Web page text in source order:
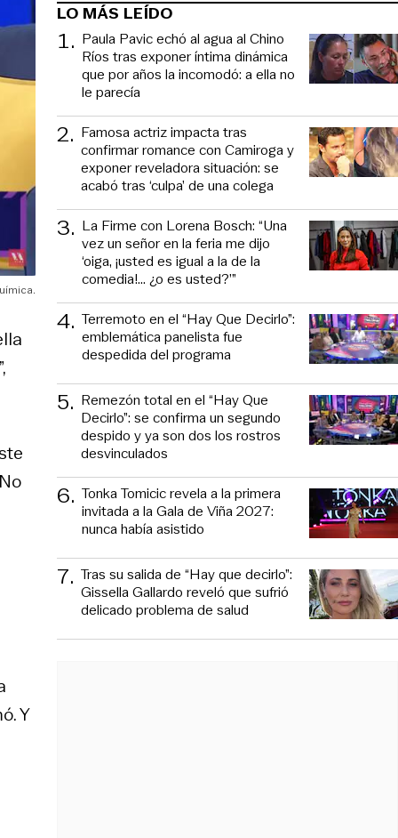
Y
LO MÁS LEÍDO
1. Paula Pavic echó al agua al Chino
Ríos tras exponer íntima dinámica
que por años la incomodó: a ella no
le parecía
2. Famosa actriz impacta tras
confirmar romance con Camiroga y
exponer reveladora situación: se
acabó tras ‘culpa’ de una colega
3. La Firme con Lorena Bosch: “Una
vez un señor en la feria me dijo
‘oiga, ¡usted es igual a la de la
comedia!... ¿o es usted?’”
4. Terremoto en el “Hay Que Decirlo”:
emblemática panelista fue
despedida del programa
5. Remezón total en el “Hay Que
Decirlo”: se confirma un segundo
despido y ya son dos los rostros
desvinculados
6. Tonka Tomicic revela a la primera
invitada a la Gala de Viña 2027:
nunca había asistido
7. Tras su salida de “Hay que decirlo”:
Gissella Gallardo reveló que sufrió
delicado problema de salud